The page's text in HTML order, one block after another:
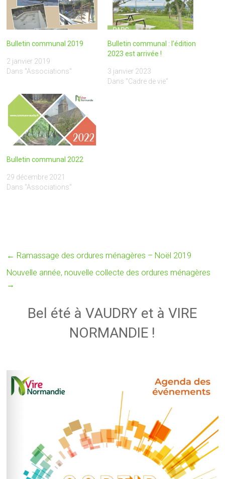
Bulletin communal 2019
2 janvier 2019
Dans "Associations"
Bulletin communal : l’édition
2023 est arrivée !
3 janvier 2023
Dans "Cadre de vie"
Bulletin communal 2022
29 décembre 2021
Dans "Associations"
← Ramassage des ordures ménagères – Noël 2019
Nouvelle année, nouvelle collecte des ordures ménagères
→
Bel été à VAUDRY et à VIRE
NORMANDIE !